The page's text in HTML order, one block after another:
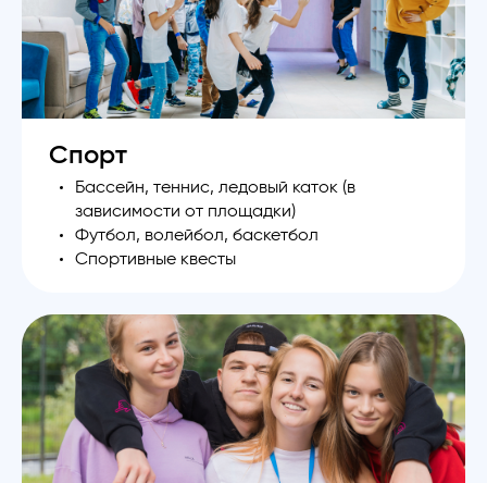
Спорт
Бассейн, теннис, ледовый каток (в
зависимости от площадки)
Футбол, волейбол, баскетбол
Спортивные квесты